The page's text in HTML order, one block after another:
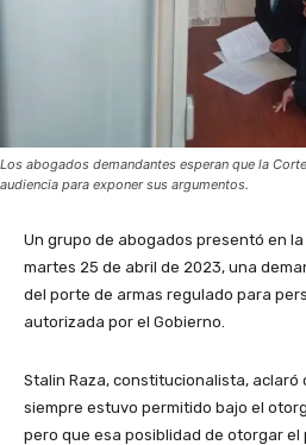
Los abogados demandantes esperan que la
audiencia para exponer sus argumentos.
Un grupo de abogados presentó en
martes 25 de abril de 2023, una
del porte de armas regulado para
autorizada por el Gobierno.
Stalin Raza, constitucionalista, aclaró
siempre estuvo permitido bajo el
pero que esa posiblidad de otorgar el